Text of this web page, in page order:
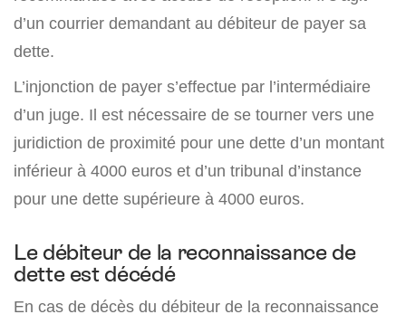
d’un courrier demandant au débiteur de payer sa
dette.
L’injonction de payer s’effectue par l’intermédiaire
d’un juge. Il est nécessaire de se tourner vers une
juridiction de proximité pour une dette d’un montant
inférieur à 4000 euros et d’un tribunal d’instance
pour une dette supérieure à 4000 euros.
Le débiteur de la reconnaissance de
dette est décédé
En cas de décès du débiteur de la reconnaissance